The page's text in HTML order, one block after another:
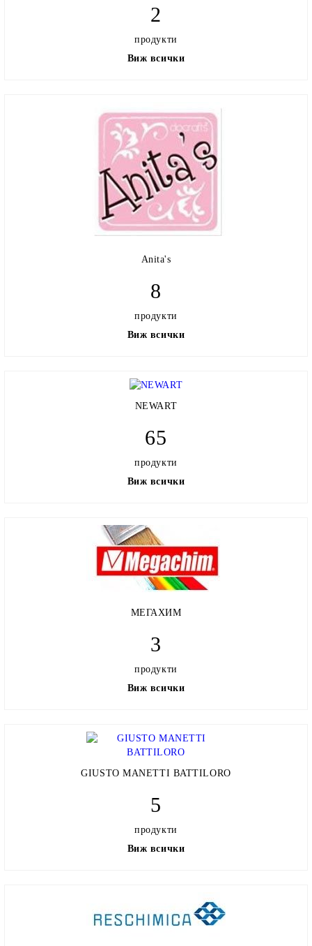
2
продукти
Виж всички
Anita's
8
продукти
Виж всички
NEWART
65
продукти
Виж всички
МЕГАХИМ
3
продукти
Виж всички
GIUSTO MANETTI BATTILORO
5
продукти
Виж всички